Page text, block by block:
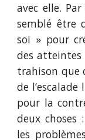
avec elle.
semblé être
soi » pour
des atteintes
trahison que
de
pour la
deux choses
les